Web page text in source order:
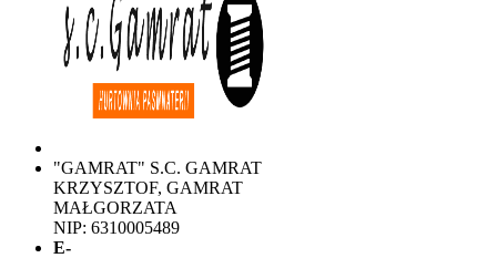
"GAMRAT" S.C. GAMRAT
KRZYSZTOF, GAMRAT
MAŁGORZATA
NIP: 6310005489
E-